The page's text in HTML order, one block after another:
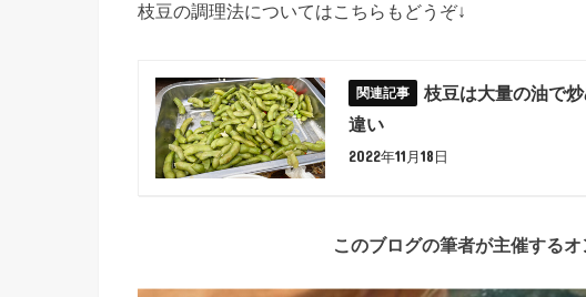
枝豆の調理法についてはこちらもどうぞ↓
枝豆は大量の油で
違い
2022年11月18日
このブログの筆者が主催する